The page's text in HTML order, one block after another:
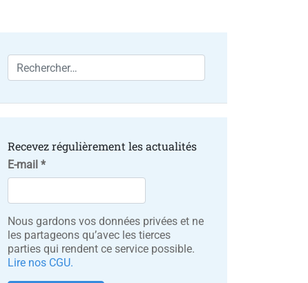
Recevez régulièrement les actualités
E-mail *
Nous gardons vos données privées et ne
les partageons qu’avec les tierces
parties qui rendent ce service possible.
Lire nos CGU.